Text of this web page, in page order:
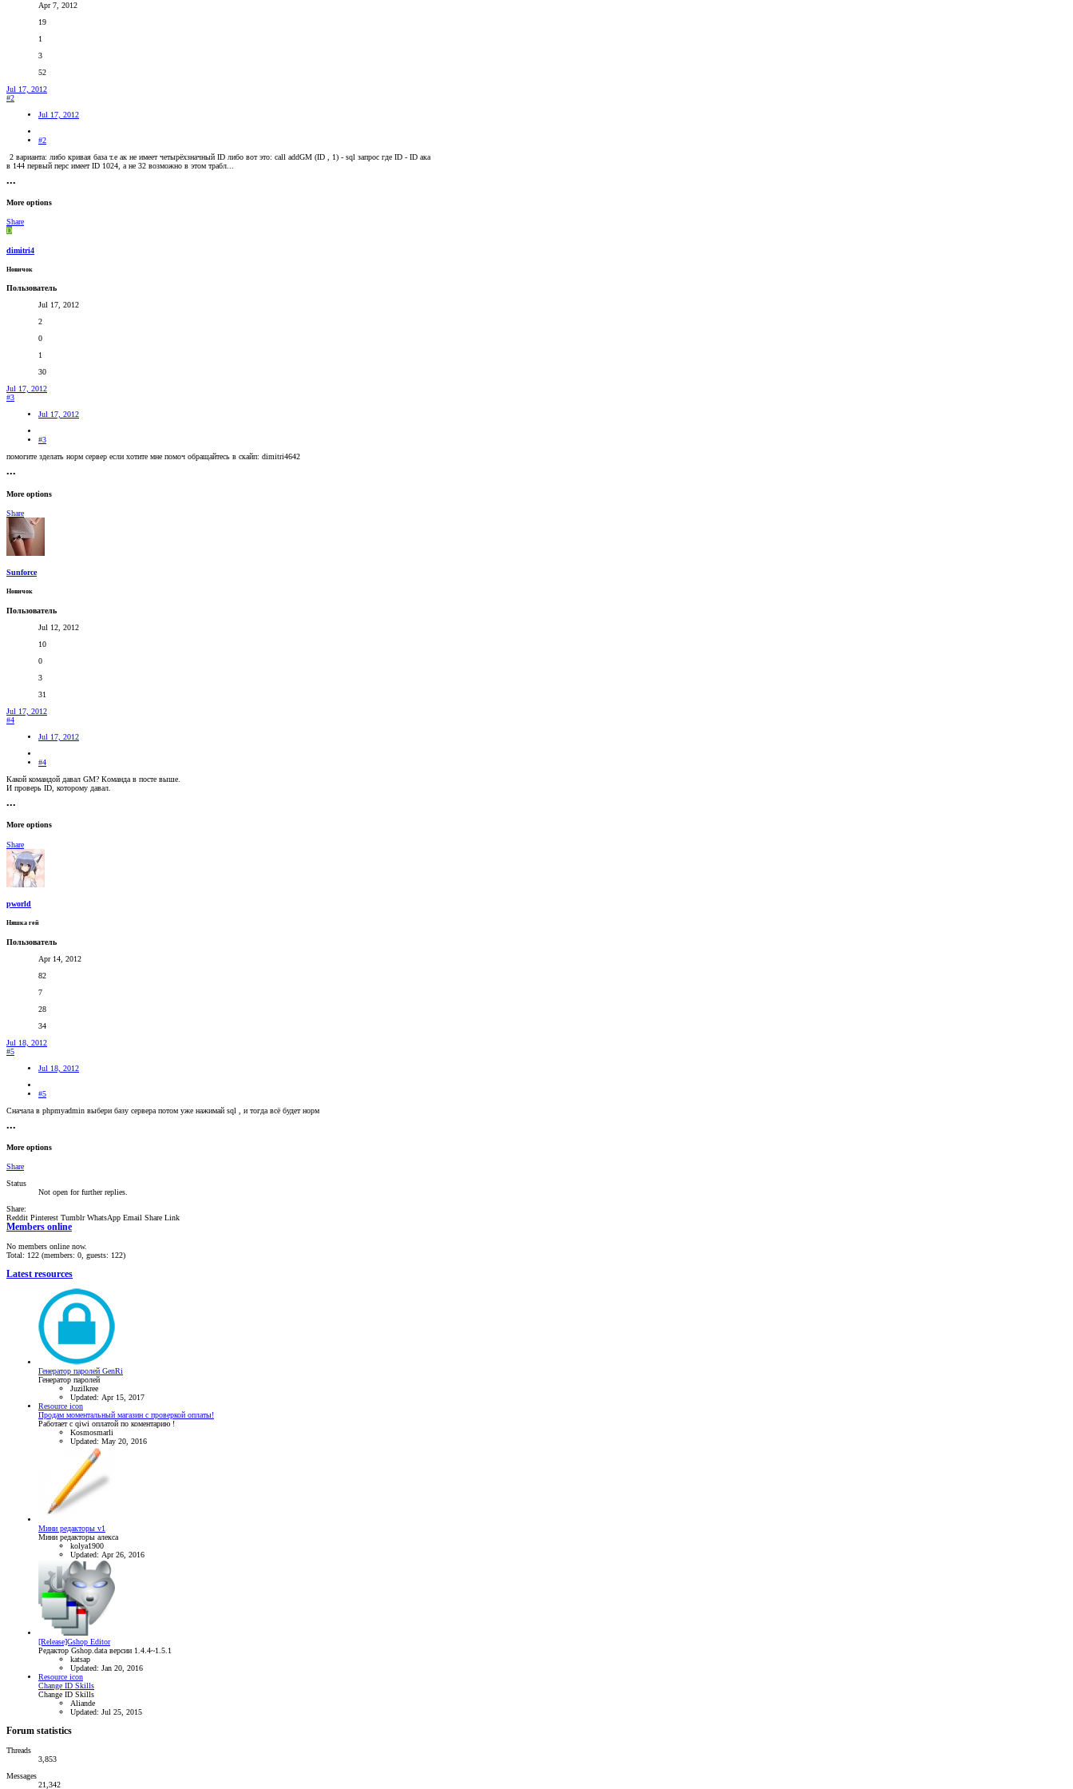
Apr 7, 2012
19
1
3
52
Jul 17, 2012
#2
Jul 17, 2012
#2
2 варианта: либо кривая база т.е ак не имеет четырёхзначный ID либо вот это: call addGM (ID , 1) - sql запрос где ID - ID ака
в 144 первый перс имеет ID 1024, а не 32 возможно в этом трабл...
•••
More options
Share
D
dimitri4
Новичок
Пользователь
Jul 17, 2012
2
0
1
30
Jul 17, 2012
#3
Jul 17, 2012
#3
помогите зделать норм сервер если хотите мне помоч обращайтесь в скайп: dimitri4642
•••
More options
Share
Sunforce
Новичок
Пользователь
Jul 12, 2012
10
0
3
31
Jul 17, 2012
#4
Jul 17, 2012
#4
Какой командой давал GM? Команда в посте выше.
И проверь ID, которому давал.
•••
More options
Share
pworld
Няшка гей
Пользователь
Apr 14, 2012
82
7
28
34
Jul 18, 2012
#5
Jul 18, 2012
#5
Сначала в phpmyadmin выбери базу сервера потом уже нажимай sql , и тогда всё будет норм
•••
More options
Share
Status
Not open for further replies.
Share:
Reddit Pinterest Tumblr WhatsApp Email Share Link
Members online
No members online now.
Total: 122 (members: 0, guests: 122)
Latest resources
Генератор паролей GenRi
Генератор паролей
Juzilkree
Updated: Apr 15, 2017
Resource icon
Продам моментальный магазин с проверкой оплаты!
Работает с qiwi оплатой по коментарию !
Kosmosmarli
Updated: May 20, 2016
Мини редакторы v1
Мини редакторы алекса
kolya1900
Updated: Apr 26, 2016
[Release]Gshop Editor
Редактор Gshop.data версии 1.4.4~1.5.1
katsap
Updated: Jan 20, 2016
Resource icon
Change ID Skills
Change ID Skills
Aliande
Updated: Jul 25, 2015
Forum statistics
Threads
3,853
Messages
21,342